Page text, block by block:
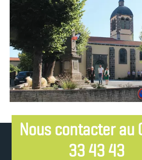
Nous contacter au
33 43 43